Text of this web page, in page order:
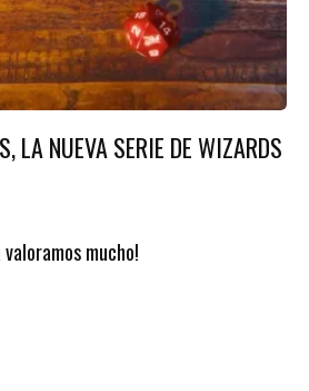
LA NUEVA SERIE DE WIZARDS
mucho!